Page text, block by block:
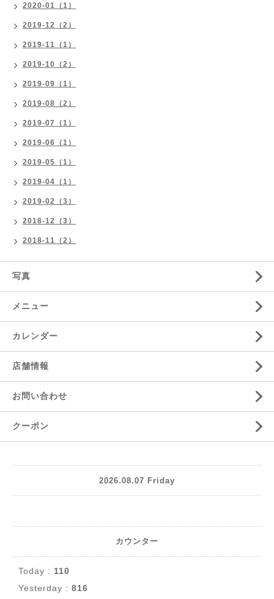
2020-01（1）
2019-12（2）
2019-11（1）
2019-10（2）
2019-09（1）
2019-08（2）
2019-07（1）
2019-06（1）
2019-05（1）
2019-04（1）
2019-02（3）
2018-12（3）
2018-11（2）
写真
メニュー
カレンダー
店舗情報
お問い合わせ
クーポン
2026.08.07 Friday
カウンター
Today : 110
Yesterday : 816